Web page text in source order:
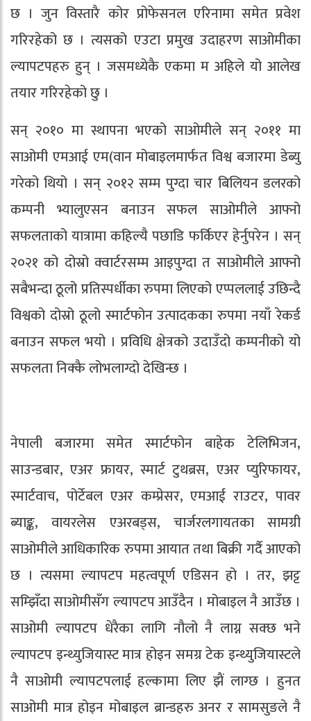
छ । जुन विस्तारै कोर प्रोफेसनल एरिनामा समेत प्रवेश
गरिरहेको छ । त्यसको एउटा प्रमुख उदाहरण साओमीका
ल्यापटपहरु हुन् । जसमध्येकै एकमा म अहिले यो आलेख
तयार गरिरहेको छु ।
सन् २०१० मा स्थापना भएको साओमीले सन् २०११ मा
साओमी एमआई एम(वान मोबाइलमार्फत विश्व बजारमा डेब्यु
गरेको थियो । सन् २०१२ सम्म पुग्दा चार बिलियन डलरको
कम्पनी भ्यालुएसन बनाउन सफल साओमीले आफ्नो
सफलताको यात्रामा कहिल्यै पछाडि फर्किएर हेर्नुपरेन । सन्
२०२१ को दोस्रो क्वार्टरसम्म आइपुग्दा त साओमीले आफ्नो
सबैभन्दा ठूलो प्रतिस्पर्धीका रुपमा लिएको एप्पललाई उछिन्दै
विश्वको दोस्रो ठूलो स्मार्टफोन उत्पादकका रुपमा नयाँ रेकर्ड
बनाउन सफल भयो । प्रविधि क्षेत्रको उदाउँदो कम्पनीको यो
सफलता निक्कै लोभलाग्दो देखिन्छ ।
नेपाली बजारमा समेत स्मार्टफोन बाहेक टेलिभिजन,
साउन्डबार, एअर फ्रायर, स्मार्ट टुथब्रस, एअर प्युरिफायर,
स्मार्टवाच, पोर्टेबल एअर कम्प्रेसर, एमआई राउटर, पावर
ब्याङ्क, वायरलेस एअरबड्स, चार्जरलगायतका सामग्री
साओमीले आधिकारिक रुपमा आयात तथा बिक्री गर्दै आएको
छ । त्यसमा ल्यापटप महत्वपूर्ण एडिसन हो । तर, झट्ट
सम्झिँदा साओमीसँग ल्यापटप आउँदैन । मोबाइल नै आउँछ ।
साओमी ल्यापटप धेरैका लागि नौलो नै लाग्न सक्छ भने
ल्यापटप इन्थ्युजियास्ट मात्र होइन समग्र टेक इन्थ्युजियास्टले
नै साओमी ल्यापटपलाई हल्कामा लिए झैं लाग्छ । हुनत
साओमी मात्र होइन मोबाइल ब्रान्डहरु अनर र सामसुङले नै